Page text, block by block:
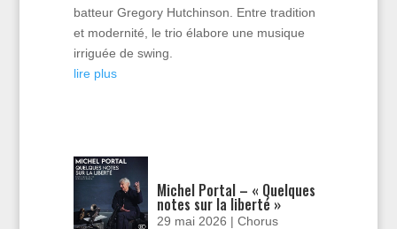
batteur Gregory Hutchinson. Entre tradition
et modernité, le trio élabore une musique
irriguée de swing.
lire plus
Michel Portal – « Quelques
notes sur la liberté »
29 mai 2026 |Chorus